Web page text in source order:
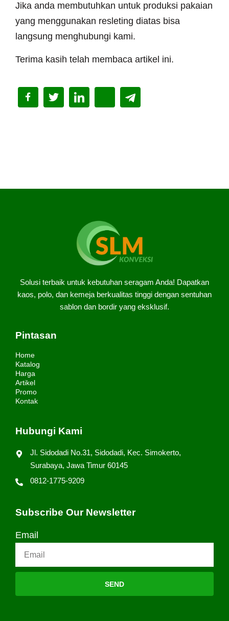
Jika anda membutuhkan untuk produksi pakaian
yang menggunakan resleting diatas bisa
langsung menghubungi kami.
Terima kasih telah membaca artikel ini.
Solusi terbaik untuk kebutuhan seragam Anda! Dapatkan
kaos, polo, dan kemeja berkualitas tinggi dengan sentuhan
sablon dan bordir yang eksklusif.
Pintasan
Home
Katalog
Harga
Artikel
Promo
Kontak
Hubungi Kami
Jl. Sidodadi No.31, Sidodadi, Kec. Simokerto,
Surabaya, Jawa Timur 60145
0812-1775-9209
Subscribe Our Newsletter
Email
SEND